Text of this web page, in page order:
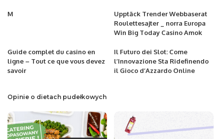
M
Upptäck Trender Webbaserat
Roulettesajter _ norra Europa
Win Big Today Casino Amok
Guide complet du casino en
ligne – Tout ce que vous devez
savoir
Il Futuro dei Slot: Come
l’Innovazione Sta Ridefinendo
il Gioco d’Azzardo Online
Opinie o dietach pudełkowych